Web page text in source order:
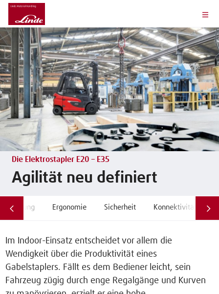
Die Elektrostapler E20 – E35
Agilität neu definiert
Leistung Ergonomie Sicherheit Konnektivität
Im Indoor-Einsatz entscheidet vor allem die
Wendigkeit über die Produktivität eines
Gabelstaplers. Fällt es dem Bediener leicht, sein
Fahrzeug zügig durch enge Regalgänge und Kurven